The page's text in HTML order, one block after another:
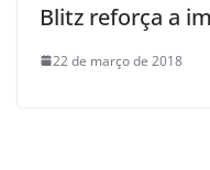
Blitz reforça a
22 de março de 2018